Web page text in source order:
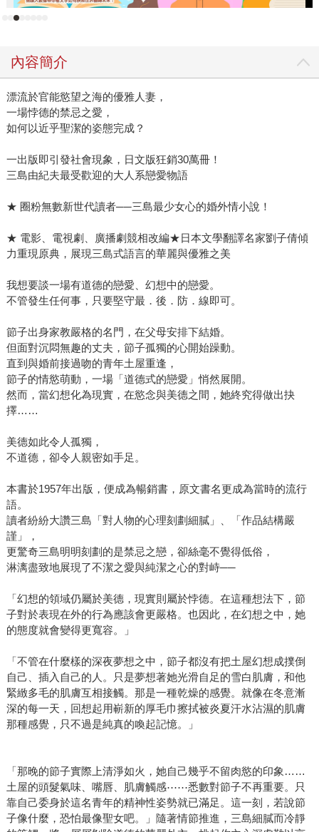
內容簡介
漂流於官能慾望之海的優雅人妻，
一場悖德的禁忌之愛，
如何以近乎聖潔的姿態完成？
一出版即引發社會現象，日文版狂銷30萬冊！
三島由紀夫最受歡迎的大人系戀愛物語
★ 圈粉無數新世代讀者──三島最少女心的婚外情小說！
★ 電影、電視劇、廣播劇競相改編★日本文學翻譯名家劉子倩傾
力重現原典，展現三島式語言的華麗與優雅之美
我想要談一場有道德的戀愛、幻想中的戀愛。
不管發生任何事，只要堅守最．後．防．線即可。
節子出身家教嚴格的名門，在父母安排下結婚。
但面對沉悶無趣的丈夫，節子孤獨的心開始躁動。
直到與婚前接過吻的青年土屋重逢，
節子的情慾萌動，一場「道德式的戀愛」悄然展開。
然而，當幻想化為現實，在慾念與美德之間，她終究得做出抉
擇……
美德如此令人孤獨，
不道德，卻令人親密如手足。
本書於1957年出版，便成為暢銷書，原文書名更成為當時的流行
語。
讀者紛紛大讚三島「對人物的心理刻劃細膩」、「作品結構嚴
謹」，
更驚奇三島明明刻劃的是禁忌之戀，卻絲毫不覺得低俗，
淋漓盡致地展現了不潔之愛與純潔之心的對峙──
「幻想的領域仍屬於美德，現實則屬於悖德。在這種想法下，節
子對於表現在外的行為應該會更嚴格。也因此，在幻想之中，她
的態度就會變得更寬容。」
「不管在什麼樣的深夜夢想之中，節子都沒有把土屋幻想成撲倒
自己、插入自己的人。只是夢想著她光滑自足的雪白肌膚，和他
緊緻多毛的肌膚互相接觸。那是一種乾燥的感覺。就像在冬意漸
深的每一天，回想起用嶄新的厚毛巾擦拭被炎夏汗水沾濕的肌膚
那種感覺，只不過是純真的喚起記憶。」
「那晚的節子實際上清淨如火，她自己幾乎不留肉慾的印象……
土屋的頭髮氣味、嘴唇、肌膚觸感⋯⋯悉數對節子不再重要。只
靠自己委身於這名青年的精神性姿勢就已滿足。這一刻，若說節
子像什麼，恐怕最像聖女吧。」隨著情節推進，三島細膩而冷靜